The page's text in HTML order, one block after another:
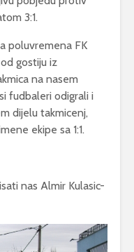
3:1.
poluvremena FK
gostiju iz
na nasem
fudbaleri odigrali i
dijelu takmicenj,
ekipe sa 1:1.
nas Almir Kulasic-